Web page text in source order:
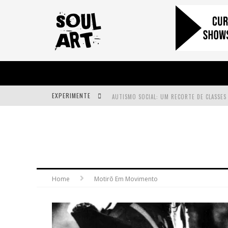
EXPERIMENTE
Home Motirõ Em Movimento